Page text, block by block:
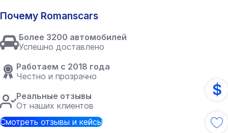
Почему Romanscars
Более 3200 автомобилей
Успешно доставлено
Работаем с 2018 года
Честно и прозрачно
Реальные отзывы
От наших клиентов
Смотреть отзывы и кейсы
$